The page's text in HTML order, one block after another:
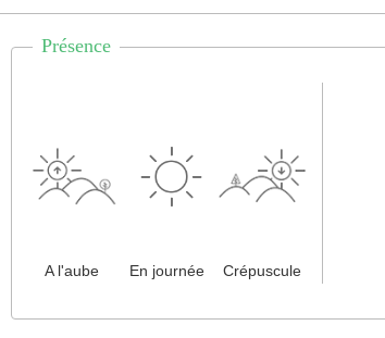
Présence
A l'aube En journée Crépuscule